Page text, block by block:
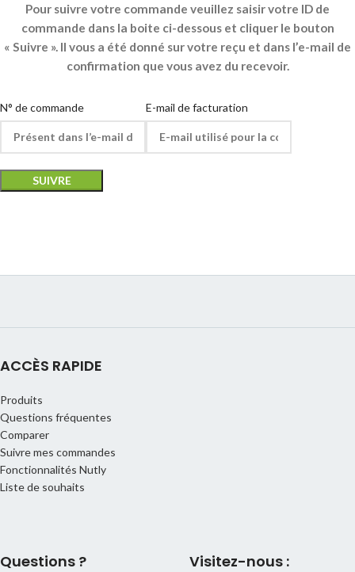
Pour suivre votre commande veuillez saisir votre ID de
commande dans la boite ci-dessous et cliquer le bouton
« Suivre ». Il vous a été donné sur votre reçu et dans l’e-mail de
confirmation que vous avez du recevoir.
N° de commande E-mail de facturation
SUIVRE
ACCÈS RAPIDE
Produits
Questions fréquentes
Comparer
Suivre mes commandes
Fonctionnalités Nutly
Liste de souhaits
Questions ?
Visitez-nous :